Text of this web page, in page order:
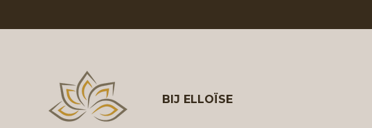
hoofdinhoud
BIJ ELLOÏSE